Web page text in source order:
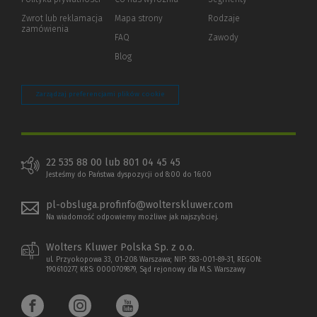
innej
Zwrot lub reklamacja
zamówienia
Mapa strony
FAQ
Blog
Rodzaje
Zawody
Zarządzaj preferencjami plików cookie
22 535 88 00 lub 801 04 45 45
Jesteśmy do Państwa dyspozycji od 8:00 do 16:00
pl-obsluga.profinfo@wolterskluwer.com
Na wiadomość odpowiemy możliwe jak najszybciej.
Wolters Kluwer Polska Sp. z o.o.
ul. Przyokopowa 33, 01-208 Warszawa; NIP: 583-001-89-31, REGON:
190610277, KRS: 0000709879, Sąd rejonowy dla M.S. Warszawy